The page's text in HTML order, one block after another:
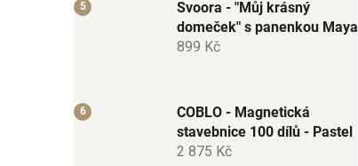
Svoora - "Můj krásný
domeček" s panenkou Maya
899 Kč
COBLO - Magnetická
stavebnice 100 dílů - Pastel
2 875 Kč